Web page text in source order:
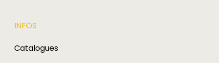
INFOS
Catalogues